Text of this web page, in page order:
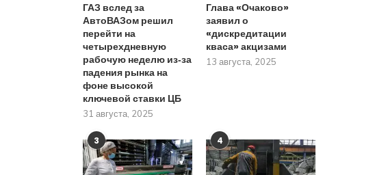
ГАЗ вслед за
АвтоВАЗом решил
перейти на
четырехдневную
рабочую неделю из‑за
падения рынка на
фоне высокой
ключевой ставки ЦБ
31 августа, 2025
Глава «Очаково»
заявил о
«дискредитации
кваса» акцизами
13 августа, 2025
3 4